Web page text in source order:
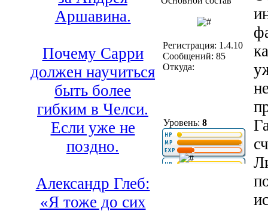
Аршавина.
Почему Сарри
должен научиться
быть более
гибким в Челси.
Если уже не
поздно.
Александр Глеб:
«Я тоже до сих
Регистрация: 1.4.10
Сообщений: 85
Откуда:
Уровень: 8